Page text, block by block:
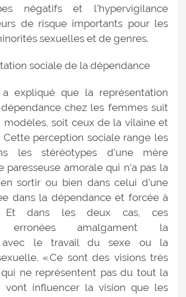
négatifs et l’hypervigilance
de risque importants pour les
sexuelles et de genres.
sociale de la dépendance
expliqué que la représentation
chez les femmes suit
modèles, soit ceux de la vilaine et
perception sociale range les
les stéréotypes d’une mère
paresseuse amorale qui n’a pas la
sortir ou bien dans celui d’une
dans la dépendance et forcée à
Et dans les deux cas, ces
erronées amalgament la
avec le travail du sexe ou la
« Ce sont des visions très
ne représentent pas du tout la
vont influencer la vision que les